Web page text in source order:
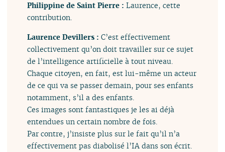
Philippine de Saint Pierre :Laurence, cette
contribution.
Laurence Devillers :C’est effectivement
collectivement qu’on doit travailler sur ce sujet
de l’intelligence artificielle à tout niveau.
Chaque citoyen, en fait, est lui-même un acteur
de ce qui va se passer demain, pour ses enfants
notamment, s’il a des enfants.
Ces images sont fantastiques je les ai déjà
entendues un certain nombre de fois.
Par contre, j’insiste plus sur le fait qu’il n’a
effectivement pas diabolisé l’IA dans son écrit.